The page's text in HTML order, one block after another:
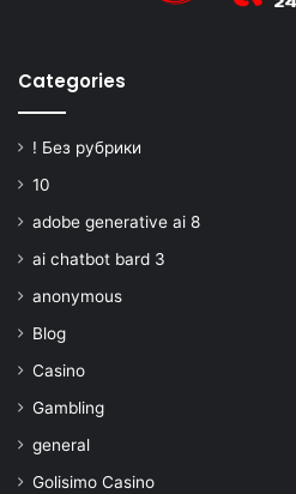
Categories
! Без рубрики
10
adobe generative ai 8
ai chatbot bard 3
anonymous
Blog
Casino
Gambling
general
Golisimo Casino